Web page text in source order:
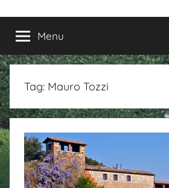
Menu
Tag: Mauro Tozzi